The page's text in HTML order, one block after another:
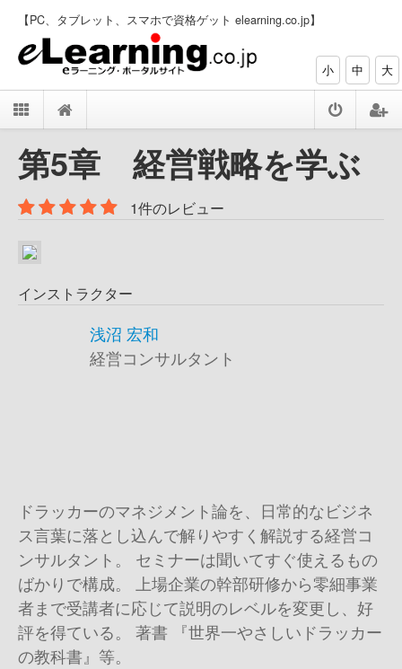
【PC、タブレット、スマホで資格ゲット elearning.co.jp】
小 中 大
第5章 経営戦略を学ぶ
1件のレビュー
インストラクター
浅沼 宏和
経営コンサルタント
ドラッカーのマネジメント論を、日常的なビジネ
ス言葉に落とし込んで解りやすく解説する経営コ
ンサルタント。 セミナーは聞いてすぐ使えるもの
ばかりで構成。 上場企業の幹部研修から零細事業
者まで受講者に応じて説明のレベルを変更し、好
評を得ている。 著書 『世界一やさしいドラッカー
の教科書』等。